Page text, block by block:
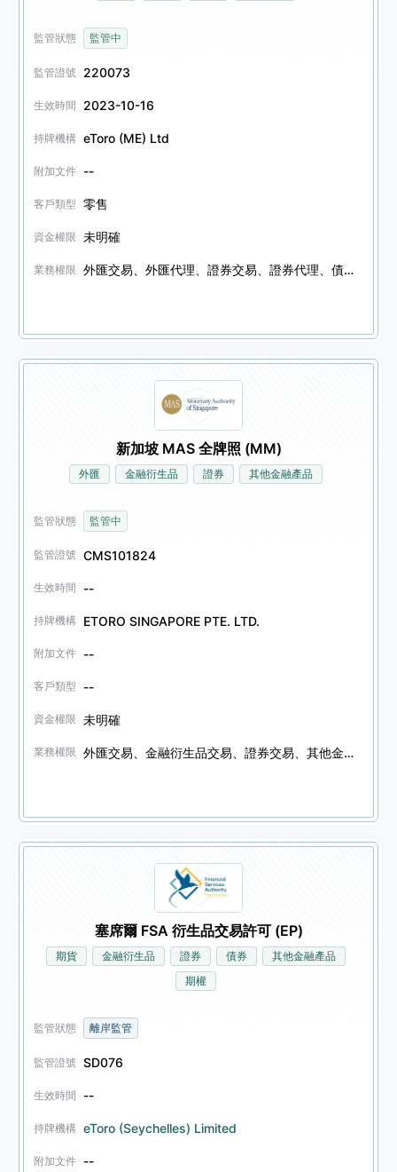
監管狀態 監管中
監管證號 220073
生效時間 2023-10-16
持牌機構 eToro (ME) Ltd
附加文件 --
客戶類型 零售
資金權限 未明確
業務權限 外匯交易、外匯代理、證券交易、證券代理、債券交易、債券代理、加密資產交易、加密資產代理、信託服務
新加坡 MAS 全牌照 (MM)
外匯 金融衍生品 證券 其他金融產品
監管狀態 監管中
監管證號 CMS101824
生效時間 --
持牌機構 ETORO SINGAPORE PTE. LTD.
附加文件 --
客戶類型 --
資金權限 未明確
業務權限 外匯交易、金融衍生品交易、證券交易、其他金融產品交易、信託服務
塞席爾 FSA 衍生品交易許可 (EP)
期貨 金融衍生品 證券 債券
其他金融產品
期權
監管狀態 離岸監管
監管證號 SD076
生效時間 --
持牌機構 eToro (Seychelles) Limited
附加文件 --